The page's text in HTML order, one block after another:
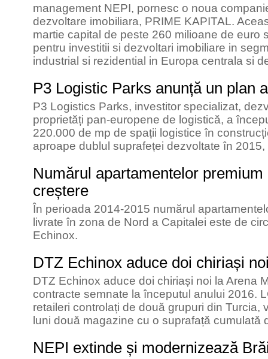
management NEPI, pornesc o noua
dezvoltare imobiliara, PRIME KAPITAL.
martie capital de peste 260 milioane de euro
pentru investitii si dezvoltari imobiliare in
industrial si rezidential in Europa centrala si
P3 Logistic Parks anunță un plan
P3 Logistics Parks, investitor specializat,
proprietăți pan-europene de logistică, a
220.000 de mp de spații logistice în
aproape dublul suprafeței dezvoltate în
Numărul apartamentelor
creștere
În perioada 2014-2015 numărul
livrate în zona de Nord a Capitalei este de
Echinox.
DTZ Echinox aduce doi chiriași
DTZ Echinox aduce doi chiriași noi la Arena
contracte semnate la începutul anului 2016.
retaileri controlați de două grupuri din Turcia,
luni două magazine cu o suprafață cumulată
NEPI extinde și modernizează